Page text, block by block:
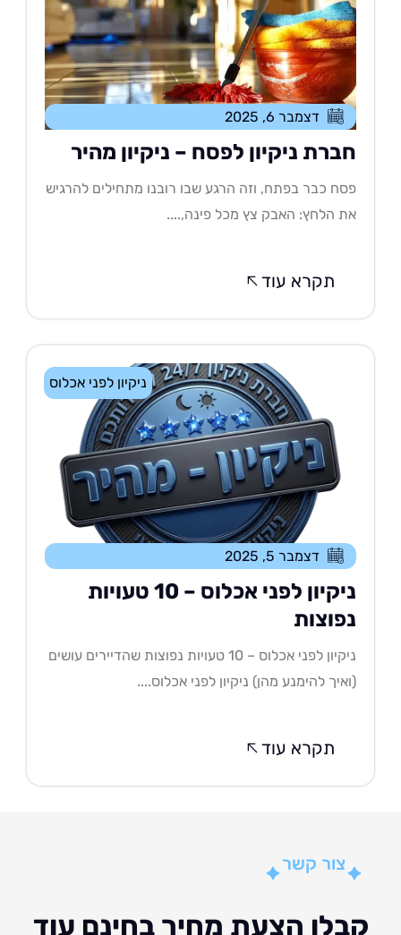
דצמבר 6, 2025
ניקיון לפסח – ניקיון מהיר
כבר בפתח, וזה הרגע שבו רובנו מתחילים להרגיש
הלחץ: האבק צץ מכל פינה,....
תקרא עוד
ניקיון לפני אכלוס
דצמבר 5, 2025
ניקיון לפני אכלוס – 10 טעויות
ניקיון לפני אכלוס – 10 טעויות נפוצות שהדיירים עושים
להימנע מהן) ניקיון לפני אכלוס....
תקרא עוד
צור קשר
הצעת מחיר בחינם עוד